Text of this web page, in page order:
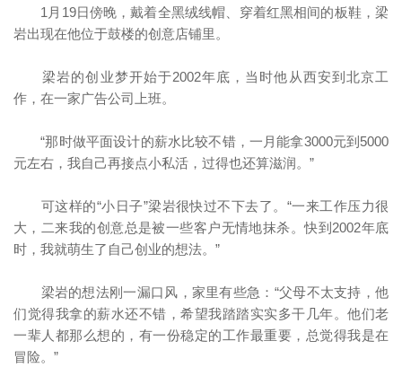
1月19日傍晚，戴着全黑绒线帽、穿着红黑相间的板鞋，梁
岩出现在他位于鼓楼的创意店铺里。
梁岩的创业梦开始于2002年底，当时他从西安到北京工
作，在一家广告公司上班。
“那时做平面设计的薪水比较不错，一月能拿3000元到5000
元左右，我自己再接点小私活，过得也还算滋润。”
可这样的“小日子”梁岩很快过不下去了。“一来工作压力很
大，二来我的创意总是被一些客户无情地抹杀。快到2002年底
时，我就萌生了自己创业的想法。”
梁岩的想法刚一漏口风，家里有些急：“父母不太支持，他
们觉得我拿的薪水还不错，希望我踏踏实实多干几年。他们老
一辈人都那么想的，有一份稳定的工作最重要，总觉得我是在
冒险。”